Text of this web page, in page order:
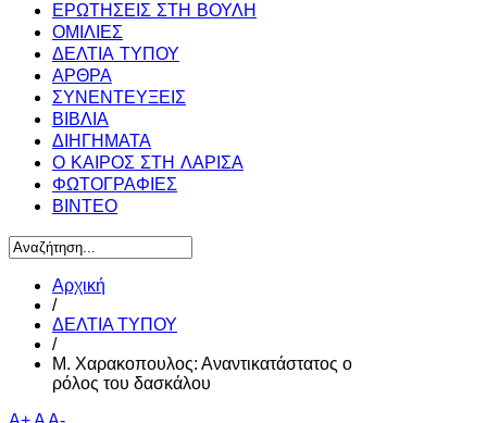
ΕΡΩΤΗΣΕΙΣ ΣΤΗ ΒΟΥΛΗ
ΟΜΙΛΙΕΣ
ΔΕΛΤΙΑ ΤΥΠΟΥ
ΑΡΘΡΑ
ΣΥΝΕΝΤΕΥΞΕΙΣ
ΒΙΒΛΙΑ
ΔΙΗΓΗΜΑΤΑ
Ο ΚΑΙΡΟΣ ΣΤΗ ΛΑΡΙΣΑ
ΦΩΤΟΓΡΑΦΙΕΣ
ΒΙΝΤΕΟ
Αρχική
/
ΔΕΛΤΙΑ ΤΥΠΟΥ
/
Μ. Χαρακοπουλος: Αναντικατάστατος ο
ρόλος του δασκάλου